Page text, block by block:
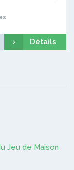
Détails
Jeu de Maison